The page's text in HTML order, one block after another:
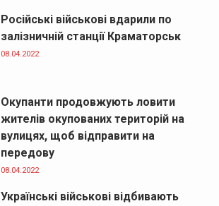
Російські військові вдарили по
залізничній станції Краматорськ
08.04.2022
Окупанти продовжують ловити
жителів окупованих територій на
вулицях, щоб відправити на
передову
08.04.2022
Українські військові відбивають